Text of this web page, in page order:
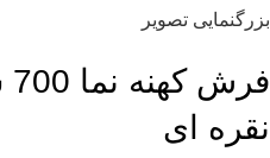
بزرگنمایی تصویر
نقره ای